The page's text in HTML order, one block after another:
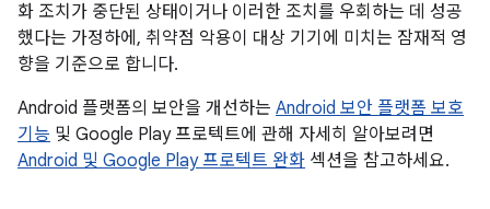
화 조치가 중단된 상태이거나 이러한 조치를 우회하는 데 성공
했다는 가정하에, 취약점 악용이 대상 기기에 미치는 잠재적 영
향을 기준으로 합니다.
Android 플랫폼의 보안을 개선하는 Android 보안 플랫폼 보호
기능 및 Google Play 프로텍트에 관해 자세히 알아보려면
Android 및 Google Play 프로텍트 완화 섹션을 참고하세요.